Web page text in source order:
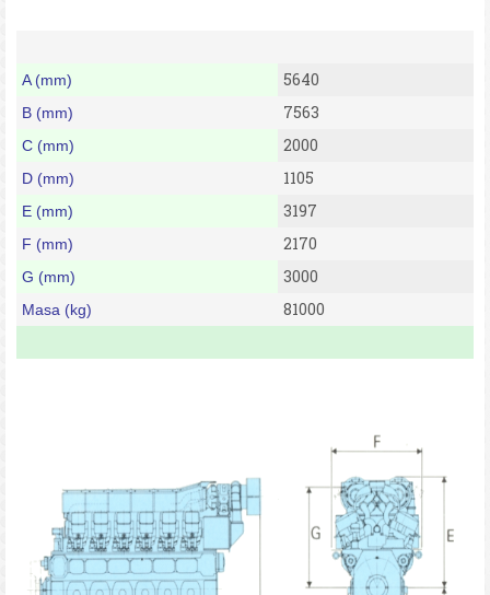
A (mm) 5640
B (mm) 7563
C (mm) 2000
D (mm) 1105
E (mm) 3197
F (mm) 2170
G (mm) 3000
Masa (kg) 81000